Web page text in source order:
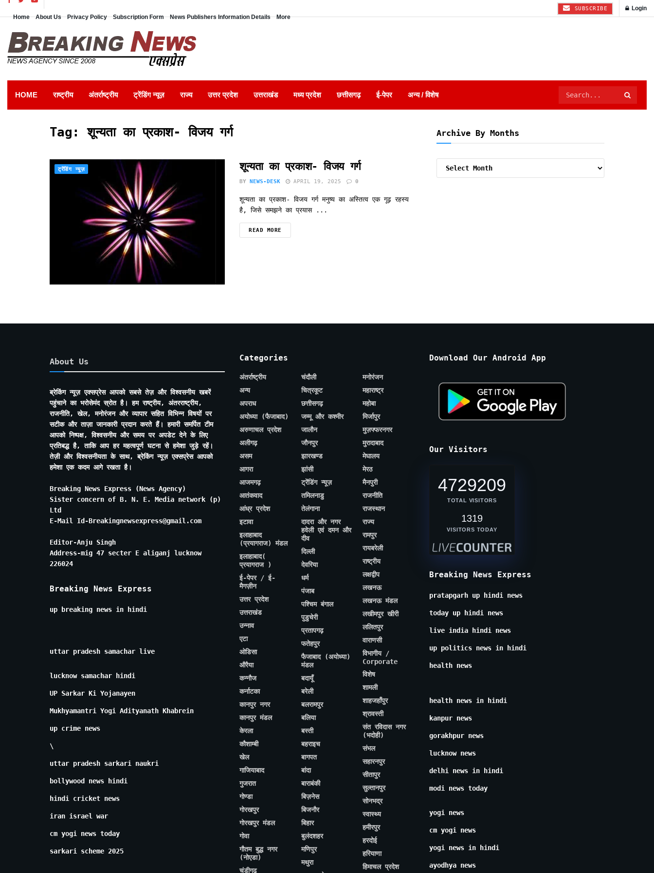
Home About Us Privacy Policy Subscription Form News Publishers Information Details More
SUBSCRIBE Login
HOME राष्ट्रीय अंतर्राष्ट्रीय ट्रेंडिंग न्यूज़ राज्य उत्तर प्रदेश उत्तराखंड मध्य प्रदेश छत्तीसगढ़ ई-पेपर अन्य / विशेष
Tag:शून्यता का प्रकाश- विजय गर्ग
ट्रेंडिंग न्यूज़ शून्यता का प्रकाश- विजय गर्ग
BY NEWS-DESK APRIL 19, 2025 0
शून्यता का प्रकाश- विजय गर्ग मनुष्य का अस्तित्व एक गूढ़ रहस्य
है, जिसे समझने का प्रयास ...
READ MORE
Archive By Months
About Us
ब्रेकिंग न्यूज़ एक्सप्रेस आपको सबसे तेज़ और विश्वसनीय खबरें
पहुंचाने का भरोसेमंद स्रोत है। हम राष्ट्रीय, अंतरराष्ट्रीय,
राजनीति, खेल, मनोरंजन और व्यापार सहित विभिन्न विषयों पर
सटीक और ताज़ा जानकारी प्रदान करते हैं। हमारी समर्पित टीम
आपको निष्पक्ष, विश्वसनीय और समय पर अपडेट देने के लिए
प्रतिबद्ध है, ताकि आप हर महत्वपूर्ण घटना से हमेशा जुड़े रहें।
तेज़ी और विश्वसनीयता के साथ, ब्रेकिंग न्यूज़ एक्सप्रेस आपको
हमेशा एक कदम आगे रखता है।
Breaking News Express (News Agency)
Sister concern of B. N. E. Media network (p)
Ltd
E-Mail Id-Breakingnewsexpress@gmail.com
Editor-Anju Singh
Address-mig 47 secter E aliganj lucknow
226024
Breaking News Express
up breaking news in hindi
uttar pradesh samachar live
lucknow samachar hindi
UP Sarkar Ki Yojanayen
Mukhyamantri Yogi Adityanath Khabrein
up crime news
\
uttar pradesh sarkari naukri
bollywood news hindi
hindi cricket news
iran israel war
cm yogi news today
sarkari scheme 2025
Categories
अंतर्राष्ट्रीय
अन्य
अपराध
अयोध्या (फैजाबाद)
अरुणाचल प्रदेश
अलीगढ़
असम
आगरा
आजमगढ़
आतंकवाद
आंध्र प्रदेश
इटावा
इलाहाबाद
(प्रयागराज) मंडल
इलाहाबाद(
प्रयागराज )
ई-पेपर / ई-
मैगज़ीन
उत्तर प्रदेश
उत्तराखंड
उन्नाव
एटा
ओडिसा
औरैया
कन्नौज
कर्नाटका
कानपुर नगर
कानपुर मंडल
केरला
कौशाम्बी
खेल
गाजियाबाद
गुजरात
गोण्डा
गोरखपुर
गोरखपुर मंडल
गोवा
गौतम बुद्ध नगर
(नोएडा)
चंडीगढ़
चंदौली
चित्रकूट
छत्तीसगढ़
जम्मू और कश्मीर
जालौन
जौनपुर
झारखण्ड
झांसी
ट्रेंडिंग न्यूज़
तमिलनाडु
तेलंगाना
दादरा और नगर
हवेली एवं दमन और
दीव
दिल्ली
देवरिया
धर्म
पंजाब
पश्चिम बंगाल
पुडुचेरी
प्रतापगढ़
फतेहपुर
फैजाबाद (अयोध्या)
मंडल
बदायूँ
बरेली
बलरामपुर
बलिया
बस्ती
बहराइच
बागपत
बांदा
बाराबंकी
बिज़नेस
बिजनौर
बिहार
बुलंदशहर
मणिपुर
मथुरा
मनोरंजन
महाराष्ट्र
महोबा
मिर्जापुर
मुज़फ्फरनगर
मुरादाबाद
मेघालय
मेरठ
मैनपुरी
राजनीति
राजस्थान
राज्य
रामपुर
रायबरेली
राष्ट्रीय
लक्षद्वीप
लखनऊ
लखनऊ मंडल
लखीमपुर खीरी
ललितपुर
वाराणसी
विभागीय /
Corporate
विशेष
शामली
शाहजहाँपुर
श्रावस्ती
संत रविदास नगर
(भदोही)
संभल
सहारनपुर
सीतापुर
सुल्तानपुर
सोनभद्र
स्वास्थ्य
हमीरपुर
हरदोई
हरियाणा
हिमाचल प्रदेश
Download Our Android App
Our Visitors
4729209
TOTAL VISITORS
1319
VISITORS TODAY
Breaking News Express
pratapgarh up hindi news
today up hindi news
live india hindi news
up politics news in hindi
health news
health news in hindi
kanpur news
gorakhpur news
lucknow news
delhi news in hindi
modi news today
yogi news
cm yogi news
yogi news in hindi
ayodhya news